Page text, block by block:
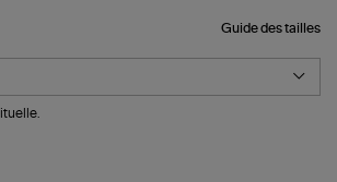
Guide des tailles